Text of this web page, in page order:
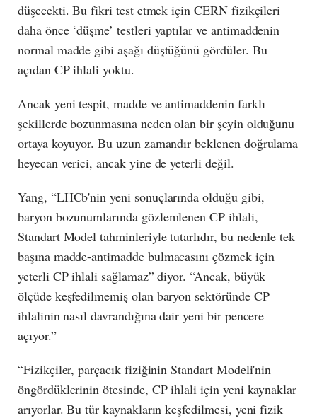
düşecekti. Bu fikri test etmek için CERN fizikçileri
daha önce ‘düşme’ testleri yaptılar ve antimaddenin
normal madde gibi aşağı düştüğünü gördüler. Bu
açıdan CP ihlali yoktu.
Ancak yeni tespit, madde ve antimaddenin farklı
şekillerde bozunmasına neden olan bir şeyin olduğunu
ortaya koyuyor. Bu uzun zamandır beklenen doğrulama
heyecan verici, ancak yine de yeterli değil.
Yang, “LHCb'nin yeni sonuçlarında olduğu gibi,
baryon bozunumlarında gözlemlenen CP ihlali,
Standart Model tahminleriyle tutarlıdır, bu nedenle tek
başına madde-antimadde bulmacasını çözmek için
yeterli CP ihlali sağlamaz” diyor. “Ancak, büyük
ölçüde keşfedilmemiş olan baryon sektöründe CP
ihlalinin nasıl davrandığına dair yeni bir pencere
açıyor.”
“Fizikçiler, parçacık fiziğinin Standart Modeli'nin
öngördüklerinin ötesinde, CP ihlali için yeni kaynaklar
arıyorlar. Bu tür kaynakların keşfedilmesi, yeni fizik